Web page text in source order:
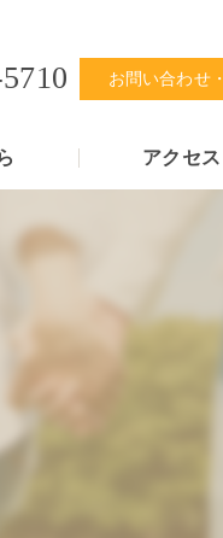
お問い合わせ
アクセス